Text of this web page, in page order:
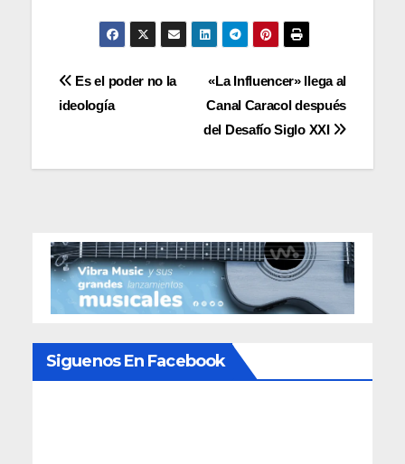
Navegación
entradas
«La Influencer» llega al
Canal Caracol después
del Desafío Siglo XXI
Es el poder no la
ideología
Siguenos En Facebook